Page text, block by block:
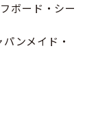
ボード・シー
ンメイド・